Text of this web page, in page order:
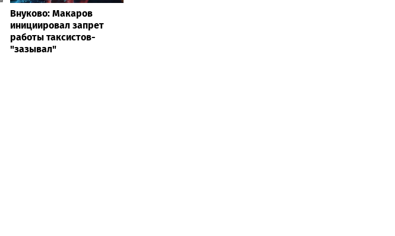
Внуково: Макаров
инициировал запрет
работы таксистов-
"зазывал"